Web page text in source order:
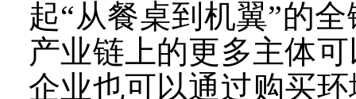
起“从餐桌到机翼”的
产业链上的更多主体
企业也可以通过购买